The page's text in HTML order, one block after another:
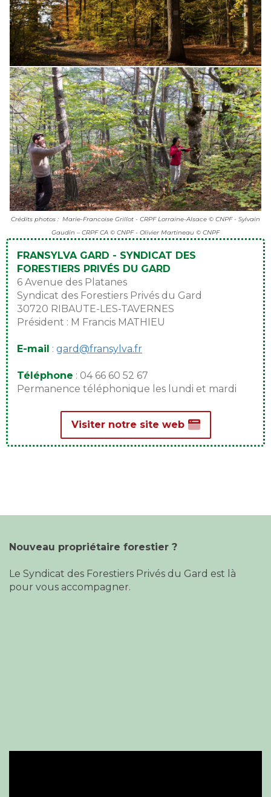
Crédits photos : Marie-Francoise Grillot - CRPF Lorraine-Alsace © CNPF - Sylvain
Gaudin – CRPF CA © CNPF - Olivier Martineau © CNPF
FRANSYLVA GARD - SYNDICAT DES
FORESTIERS PRIVÉS DU GARD
6 Avenue des Platanes
Syndicat des Forestiers Privés du Gard
30720 RIBAUTE-LES-TAVERNES
Président : M Francis MATHIEU
E-mail : gard@fransylva.fr
Téléphone : 04 66 60 52 67
Permanence téléphonique les lundi et mardi
Visiter notre site web
Nouveau propriétaire forestier ?
Le Syndicat des Forestiers Privés du Gard est là
pour vous accompagner.